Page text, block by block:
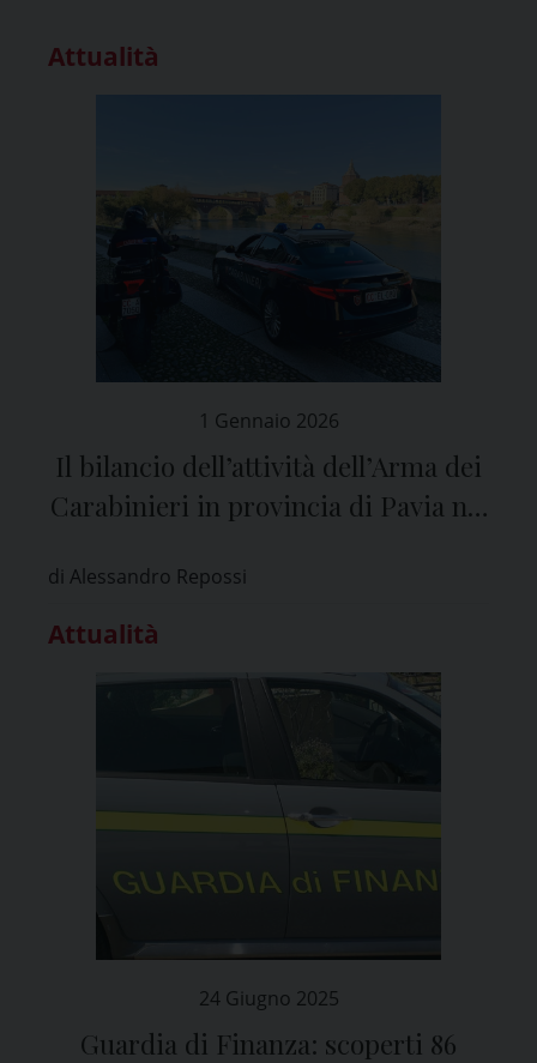
Attualità
1 Gennaio 2026
Il bilancio dell’attività dell’Arma dei
Carabinieri in provincia di Pavia nel
di Alessandro Repossi
Attualità
24 Giugno 2025
Guardia di Finanza: scoperti 86